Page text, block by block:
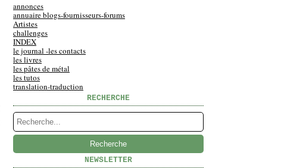
annonces
annuaire blogs-fournisseurs-forums
Artistes
challenges
INDEX
le journal -les contacts
les livres
les pâtes de métal
les tutos
translation-traduction
RECHERCHE
NEWSLETTER